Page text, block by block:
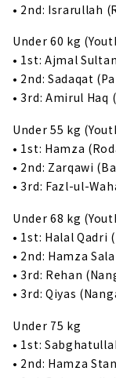
• 2nd: Israrullah
Under 60 kg
• 1st: Ajmal
• 2nd: Sadaqat
• 3rd: Amirul Haq
Under 55 kg
• 1st: Hamza
• 2nd: Zarqawi
• 3rd: Fazl-ul-
Under 68 kg
• 1st: Halal Qadri
• 2nd: Hamza
• 3rd: Rehan
• 3rd: Qiyas
Under 75 kg
• 1st:
• 2nd: Hamza